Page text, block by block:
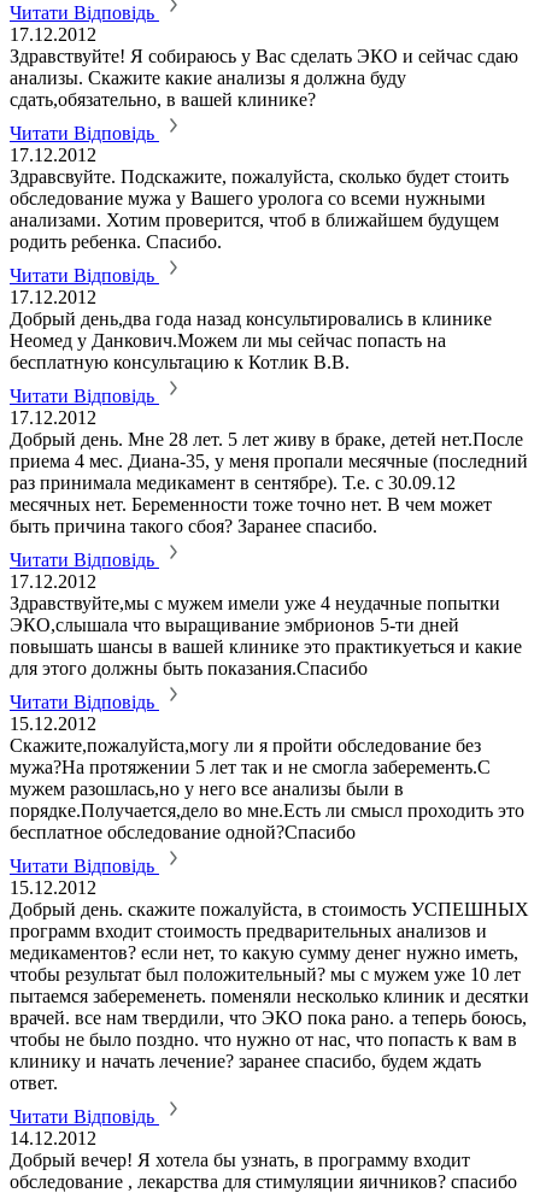
Читати Відповідь
17.12.2012
Здравствуйте! Я собираюсь у Вас сделать ЭКО и сейчас сдаю
анализы. Скажите какие анализы я должна буду
сдать,обязательно, в вашей клинике?
Читати Відповідь
17.12.2012
Здравсвуйте. Подскажите, пожалуйста, сколько будет стоить
обследование мужа у Вашего уролога со всеми нужными
анализами. Хотим проверится, чтоб в ближайшем будущем
родить ребенка. Спасибо.
Читати Відповідь
17.12.2012
Добрый день,два года назад консультировались в клинике
Неомед у Данкович.Можем ли мы сейчас попасть на
бесплатную консультацию к Котлик В.В.
Читати Відповідь
17.12.2012
Добрый день. Мне 28 лет. 5 лет живу в браке, детей нет.После
приема 4 мес. Диана-35, у меня пропали месячные (последний
раз принимала медикамент в сентябре). Т.е. с 30.09.12
месячных нет. Беременности тоже точно нет. В чем может
быть причина такого сбоя? Заранее спасибо.
Читати Відповідь
17.12.2012
Здравствуйте,мы с мужем имели уже 4 неудачные попытки
ЭКО,слышала что выращивание эмбрионов 5-ти дней
повышать шансы в вашей клинике это практикуеться и какие
для этого должны быть показания.Спасибо
Читати Відповідь
15.12.2012
Скажите,пожалуйста,могу ли я пройти обследование без
мужа?На протяжении 5 лет так и не смогла заберементь.С
мужем разошлась,но у него все анализы были в
порядке.Получается,дело во мне.Есть ли смысл проходить это
бесплатное обследование одной?Спасибо
Читати Відповідь
15.12.2012
Добрый день. скажите пожалуйста, в стоимость УСПЕШНЫХ
программ входит стоимость предварительных анализов и
медикаментов? если нет, то какую сумму денег нужно иметь,
чтобы результат был положительный? мы с мужем уже 10 лет
пытаемся забеременеть. поменяли несколько клиник и десятки
врачей. все нам твердили, что ЭКО пока рано. а теперь боюсь,
чтобы не было поздно. что нужно от нас, что попасть к вам в
клинику и начать лечение? заранее спасибо, будем ждать
ответ.
Читати Відповідь
14.12.2012
Добрый вечер! Я хотела бы узнать, в программу входит
обследование , лекарства для стимуляции яичников? спасибо